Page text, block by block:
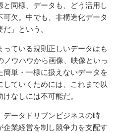
同様、データも、どう活用し
欠。中でも、非構造化データ
」という。
っている規則正しいデータはも
ウハウから画像、映像といっ
単・一様に扱えないデータを
ていくためには、これまで以
なしには不可能だ。
データドリブンビジネスの時
業経営を制し競争力を支配す